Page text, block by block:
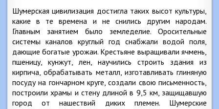
Шумерская цивилизация достигла таких высот культуры,
какие в те времена и не снились другим народам.
Главным занятием было земледелие. Оросительные
системы каналов круглый год снабжали водой поля,
дающие богатые урожаи. Крестьяне выращивали ячмень,
пшеницу, кунжут, лен, научились строить здания из
кирпича, обрабатывать металл, изготавливать глиняную
посуду на гончарном круге, создали свою письменность,
построили храмы и стену длиной в 9,5 км, защищавшую
город от нашествий диких племен. Шумерские